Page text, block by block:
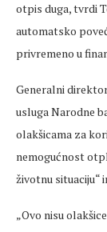
otpis duga, tvrdi
automatsko
privremeno u
Generalni
usluga Narodne
olakšicama za
nemogućnost
životnu situaciju“
„Ovo nisu